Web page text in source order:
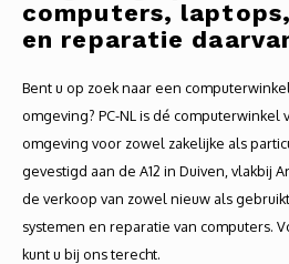
BlueSquad is PC-NL
Office 365 for business
Accessoires
computers,
en reparatie
Bent u op zoek naar een
omgeving? PC-NL is dé computerwinkel
omgeving voor zowel zakelijke als
gevestigd aan de A12 in Duiven, vlakbij
de verkoop van zowel nieuw als
systemen en reparatie van computers.
kunt u bij ons terecht.